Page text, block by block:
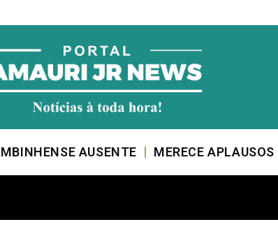
AUSENTE MERECE APLAUSOS